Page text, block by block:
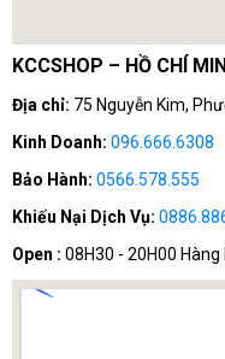
Hãy đến ngay
chiếcVGA Galaxhoàn
KCCSHOP – HỒ CHÍ
Địa chỉ: 75 Nguyễn Kim,
Kinh Doanh: 096.666.6308
Bảo Hành: 0566.578.555
Khiếu Nại Dịch Vụ:
Open : 08H30 - 20H00 Hàng